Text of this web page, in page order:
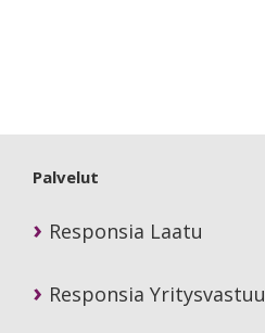
Palvelut
Responsia Laatu
Responsia Yritysvastuu